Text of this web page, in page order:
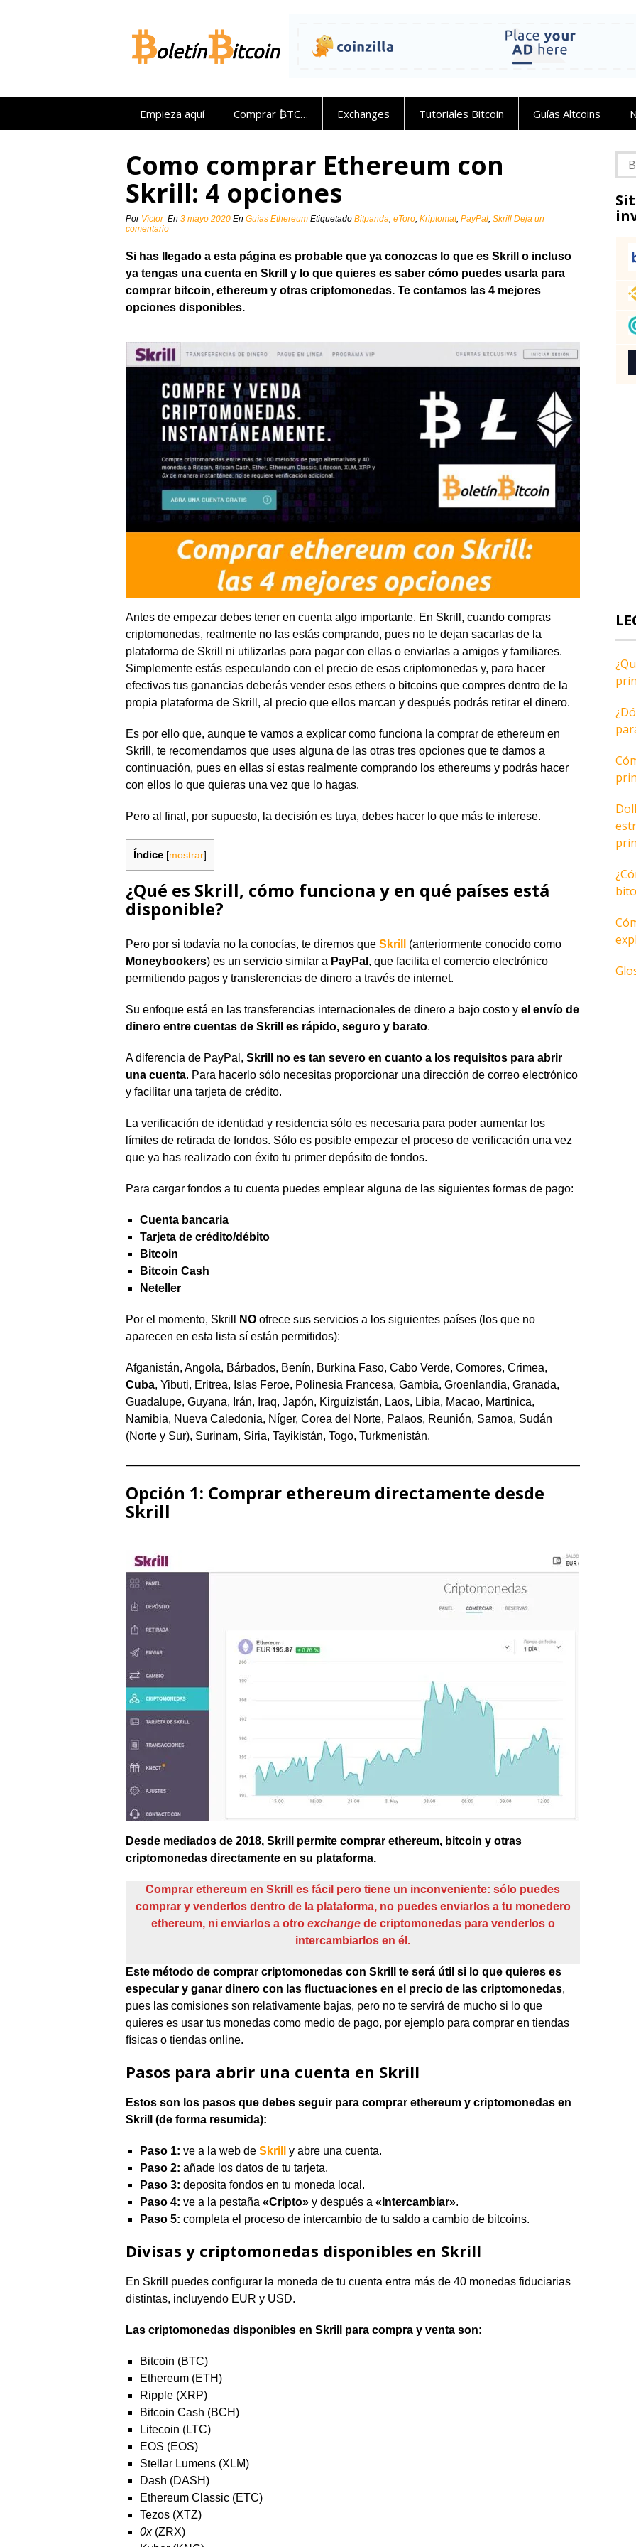
Empieza aquí Comprar ₿TC… Exchanges Tutoriales Bitcoin Guías Altcoins
Como comprar Ethereum con
Skrill: 4 opciones
Por Víctor En 3 mayo 2020 En Guías Ethereum Etiquetado Bitpanda, eToro, Kriptomat, PayPal, Skrill Deja un
comentario
Si has llegado a esta página es probable que ya conozcas lo que es Skrill o incluso
ya tengas una cuenta en Skrill y lo que quieres es saber cómo puedes usarla para
comprar bitcoin, ethereum y otras criptomonedas. Te contamos las 4 mejores
opciones disponibles.
Antes de empezar debes tener en cuenta algo importante. En Skrill, cuando compras
criptomonedas, realmente no las estás comprando, pues no te dejan sacarlas de la
plataforma de Skrill ni utilizarlas para pagar con ellas o enviarlas a amigos y familiares.
Simplemente estás especulando con el precio de esas criptomonedas y, para hacer
efectivas tus ganancias deberás vender esos ethers o bitcoins que compres dentro de la
propia plataforma de Skrill, al precio que ellos marcan y después podrás retirar el dinero.
Es por ello que, aunque te vamos a explicar como funciona la comprar de ethereum en
Skrill, te recomendamos que uses alguna de las otras tres opciones que te damos a
continuación, pues en ellas sí estas realmente comprando los ethereums y podrás hacer
con ellos lo que quieras una vez que lo hagas.
Pero al final, por supuesto, la decisión es tuya, debes hacer lo que más te interese.
Índice [mostrar]
¿Qué es Skrill, cómo funciona y en qué países está
disponible?
Pero por si todavía no la conocías, te diremos que Skrill
(anteriormente conocido como
Moneybookers) es un servicio similar a PayPal , que facilita el comercio electrónico
permitiendo pagos y transferencias de dinero a través de internet.
Su enfoque está en las transferencias internacionales de dinero a bajo costo y el envío de
dinero entre cuentas de Skrill es rápido, seguro y barato.
A diferencia de PayPal, Skrill no es tan severo en cuanto a los requisitos para abrir
una cuenta. Para hacerlo sólo necesitas proporcionar una dirección de correo electrónico
y facilitar una tarjeta de crédito.
La verificación de identidad y residencia sólo es necesaria para poder aumentar los
límites de retirada de fondos. Sólo es posible empezar el proceso de verificación una vez
que ya has realizado con éxito tu primer depósito de fondos.
Para cargar fondos a tu cuenta puedes emplear alguna de las siguientes formas de pago:
Cuenta bancaria
Tarjeta de crédito/débito
Bitcoin
Bitcoin Cash
Neteller
Por el momento, Skrill NO ofrece sus servicios a los siguientes países (los que no
aparecen en esta lista sí están permitidos):
Afganistán, Angola, Bárbados, Benín, Burkina Faso, Cabo Verde, Comores, Crimea,
Cuba, Yibuti, Eritrea, Islas Feroe, Polinesia Francesa, Gambia, Groenlandia, Granada,
Guadalupe, Guyana, Irán, Iraq, Japón, Kirguizistán, Laos, Libia, Macao, Martinica,
Namibia, Nueva Caledonia, Níger, Corea del Norte, Palaos, Reunión, Samoa, Sudán
(Norte y Sur), Surinam, Siria, Tayikistán, Togo, Turkmenistán.
Opción 1: Comprar ethereum directamente desde
Skrill
Desde mediados de 2018, Skrill permite comprar ethereum, bitcoin y otras
criptomonedas directamente en su plataforma.
Comprar ethereum en Skrill es fácil pero tiene un inconveniente: sólo puedes
comprar y venderlos dentro de la plataforma, no puedes enviarlos a tu monedero
ethereum, ni enviarlos a otro exchangede criptomonedas para venderlos o
intercambiarlos en él.
Este método de comprar criptomonedas con Skrill te será útil si lo que quieres es
especular y ganar dinero con las fluctuaciones en el precio de las criptomonedas,
pues las comisiones son relativamente bajas, pero no te servirá de mucho si lo que
quieres es usar tus monedas como medio de pago, por ejemplo para comprar en tiendas
físicas o tiendas online.
Pasos para abrir una cuenta en Skrill
Estos son los pasos que debes seguir para comprar ethereum y criptomonedas en
Skrill (de forma resumida):
Paso 1: ve a la web de Skrill
y abre una cuenta.
Paso 2: añade los datos de tu tarjeta.
Paso 3: deposita fondos en tu moneda local.
Paso 4: ve a la pestaña «Cripto» y después a «Intercambiar».
Paso 5: completa el proceso de intercambio de tu saldo a cambio de bitcoins.
Divisas y criptomonedas disponibles en Skrill
En Skrill puedes configurar la moneda de tu cuenta entra más de 40 monedas fiduciarias
distintas, incluyendo EUR y USD.
Las criptomonedas disponibles en Skrill para compra y venta son:
Bitcoin (BTC)
Ethereum (ETH)
Ripple (XRP)
Bitcoin Cash (BCH)
Litecoin (LTC)
EOS (EOS)
Stellar Lumens (XLM)
Dash (DASH)
Ethereum Classic (ETC)
Tezos (XTZ)
0x(ZRX)